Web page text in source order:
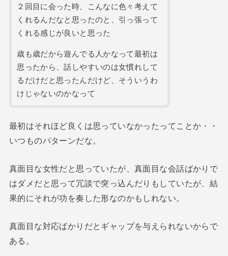
２回目に会った時、こんなに色々考えて
くれるんだなと思ったのと、引っ張って
くれる感じが良いと思った
歳も歳だから遊んでる人かなって最初は
思ったから、話しやすいのは女慣れして
るだけだと思ったんだけど、そういうわ
けじゃないのかなって
最初はそれほど良くは思っていなかったってことか・・
いつものパターンだな。
真面目な女性だと思っていたが、真面目な会話ばかりで
はダメだと思って冗談で突っ込んだりもしていたが、結
果的にそれが功を奏した形なのかもしれない。
真面目な対応ばかりだとギャップを与えられないからで
ある。